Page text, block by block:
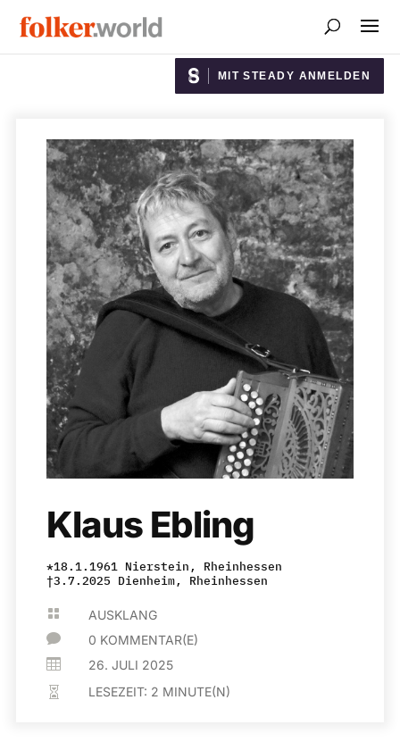
MIT STEADY ANMELDEN
Klaus Ebling
*18.1.1961 Nierstein, Rheinhessen
†3.7.2025 Dienheim, Rheinhessen
 AUSKLANG
 0 KOMMENTAR(E)
 26. JULI 2025
 LESEZEIT: 2 MINUTE(N)